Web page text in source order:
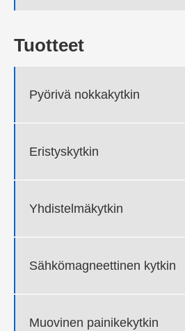
Tuotteet
Pyörivä nokkakytkin
Eristyskytkin
Yhdistelmäkytkin
Sähkömagneettinen kytkin
Muovinen painikekytkin